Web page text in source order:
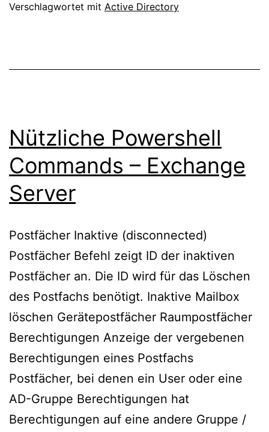
Verschlagwortet mit Active Directory
Nützliche Powershell
Commands – Exchange
Server
Postfächer Inaktive (disconnected)
Postfächer Befehl zeigt ID der inaktiven
Postfächer an. Die ID wird für das Löschen
des Postfachs benötigt. Inaktive Mailbox
löschen Gerätepostfächer Raumpostfächer
Berechtigungen Anzeige der vergebenen
Berechtigungen eines Postfachs
Postfächer, bei denen ein User oder eine
AD-Gruppe Berechtigungen hat
Berechtigungen auf eine andere Gruppe /